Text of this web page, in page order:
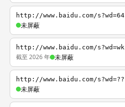
http://www.baidu.com/s?wd=64
未屏蔽
http://www.baidu.com/s?wd=wk
截至 2026 年 未屏蔽
http://www.baidu.com/s?wd=??
未屏蔽